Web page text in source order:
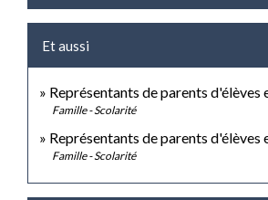
Et aussi
Représentants de parents d'élèves
Famille - Scolarité
Représentants de parents d'élèves
Famille - Scolarité